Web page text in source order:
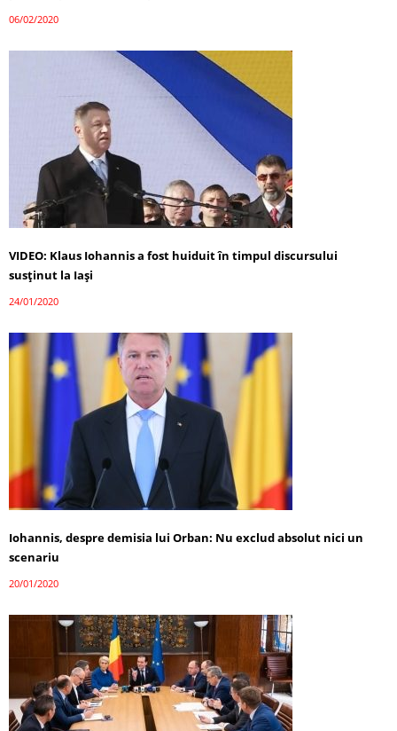
06/02/2020
VIDEO: Klaus Iohannis a fost huiduit în timpul discursului
susținut la Iași
24/01/2020
Iohannis, despre demisia lui Orban: Nu exclud absolut nici un
scenariu
20/01/2020